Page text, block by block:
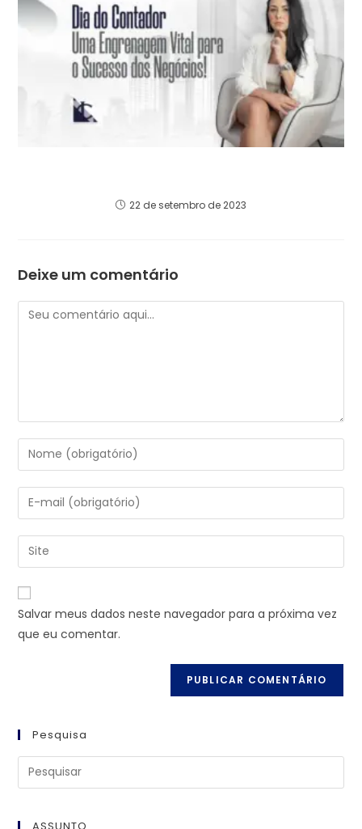
22 de setembro de 2023
Deixe um comentário
Salvar meus dados neste navegador para a próxima vez
que eu comentar.
Pesquisa
ASSUNTO